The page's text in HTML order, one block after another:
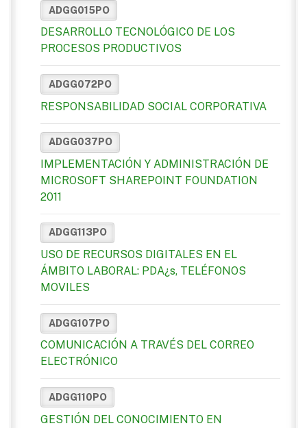
ADGG015PO
DESARROLLO TECNOLÓGICO DE LOS
PROCESOS PRODUCTIVOS
ADGG072PO
RESPONSABILIDAD SOCIAL CORPORATIVA
ADGG037PO
IMPLEMENTACIÓN Y ADMINISTRACIÓN DE
MICROSOFT SHAREPOINT FOUNDATION
2011
ADGG113PO
USO DE RECURSOS DIGITALES EN EL
ÁMBITO LABORAL: PDA¿s, TELÉFONOS
MOVILES
ADGG107PO
COMUNICACIÓN A TRAVÉS DEL CORREO
ELECTRÓNICO
ADGG110PO
GESTIÓN DEL CONOCIMIENTO EN